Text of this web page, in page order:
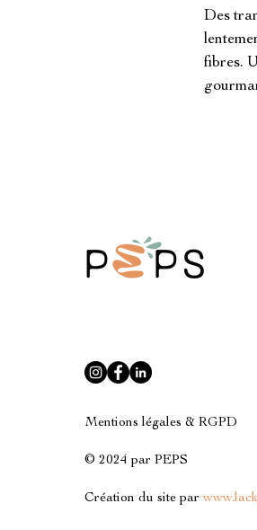
Des
fibres.
Mentions légales & RGPD
© 2024 par PEPS
Création du site par